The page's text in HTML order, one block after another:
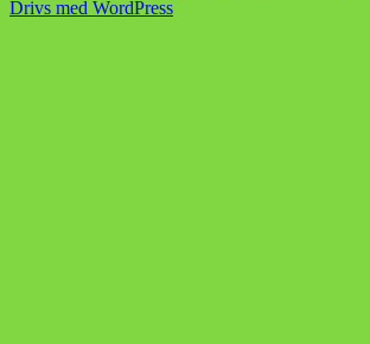
inlägg:
Drivs med WordPress